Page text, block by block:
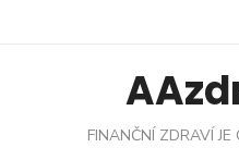
FINANČNÍ ZDRAVÍ